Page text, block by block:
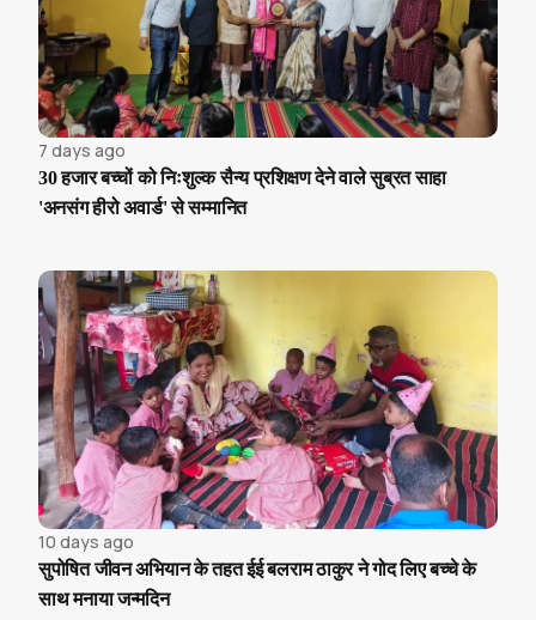
7 days ago
30 हजार बच्चों को निःशुल्क सैन्य प्रशिक्षण देने वाले सुब्रत साहा
'अनसंग हीरो अवार्ड' से सम्मानित
10 days ago
सुपोषित जीवन अभियान के तहत ईई बलराम ठाकुर ने गोद लिए बच्चे के
साथ मनाया जन्मदिन